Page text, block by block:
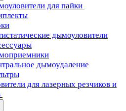
для пайки
дымоуловители
дымоудаление
для лазерных резчиков и